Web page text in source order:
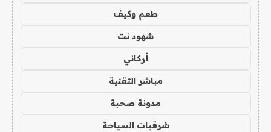
طعم وكيف
شهود نت
أركاني
مباشر التقنية
مدونة صحبة
شرقيات السياحة